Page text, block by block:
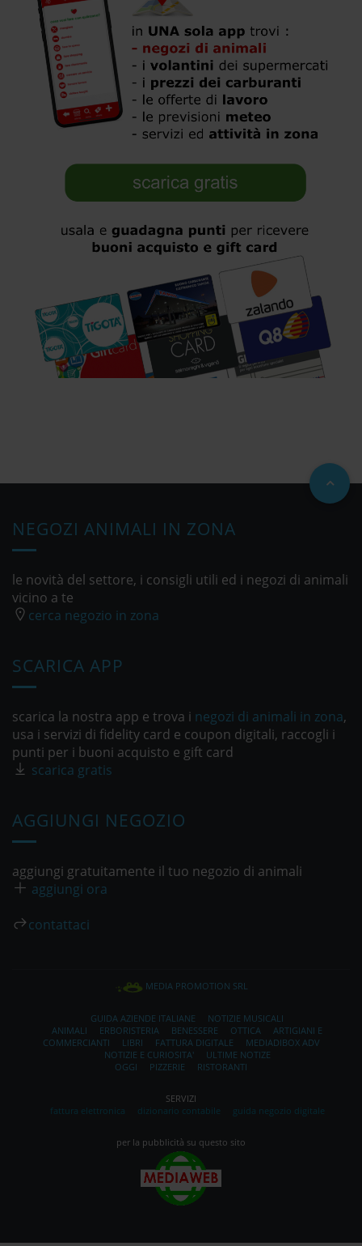
NEGOZI ANIMALI IN ZONA
le novità del settore, i consigli utili ed i negozi di animali
vicino a te
cerca negozio in zona
SCARICA APP
scarica la nostra app e trova i negozi di animali in zona,
usa i servizi di fidelity card e coupon digitali, raccogli i
punti per i buoni acquisto e gift card
scarica gratis
AGGIUNGI NEGOZIO
aggiungi gratuitamente il tuo negozio di animali
aggiungi ora
contattaci
MEDIA PROMOTION SRL
GUIDA AZIENDE ITALIANE
NOTIZIE MUSICALI
ANIMALI
ERBORISTERIA BENESSERE OTTICA
ARTIGIANI E
COMMERCIANTI
LIBRI FATTURA DIGITALE
MEDIADIBOX ADV
NOTIZIE E CURIOSITA'
ULTIME NOTIZE
OGGI
PIZZERIE RISTORANTI
SERVIZI
fattura elettronica
dizionario contabile guida negozio digitale
per la pubblicità su questo sito